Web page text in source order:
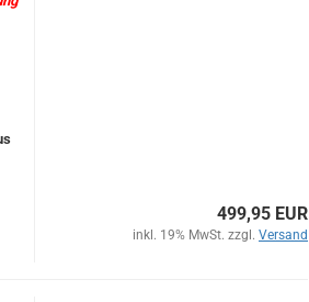
499,95 EUR
inkl. 19% MwSt. zzgl. Versand